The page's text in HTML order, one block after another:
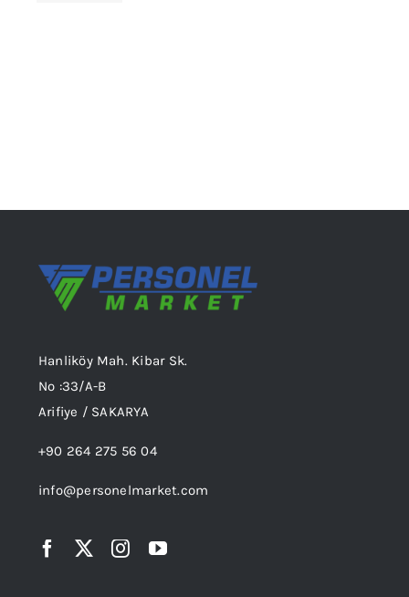
Hanliköy Mah. Kibar Sk.
No :33/A-B
Arifiye / SAKARYA
+90 264 275 56 04
info@personelmarket.com